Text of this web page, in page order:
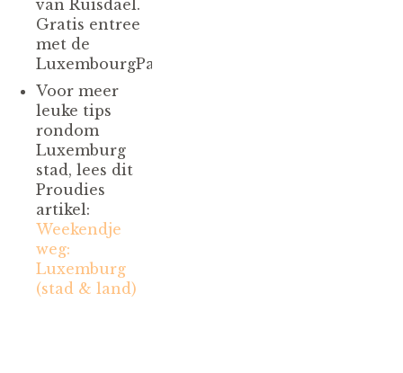
van Ruisdael.
Gratis entree
met de
LuxembourgPass.
Voor meer
leuke tips
rondom
Luxemburg
stad, lees dit
Proudies
artikel:
Weekendje
weg:
Luxemburg
(stad & land)